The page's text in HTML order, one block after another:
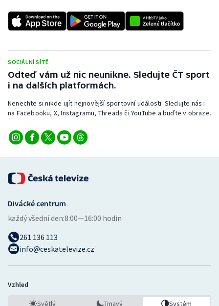
SOCIÁLNÍ SÍTĚ
Odteď vám už nic neunikne. Sledujte ČT sport
i na dalších platformách.
Nenechte si nikde ujít nejnovější sportovní události. Sledujte nás i
na Facebooku, X, Instagramu, Threads či YouTube a buďte v obraze.
Divácké centrum
každý všední den:8:00—16:00 hodin
261 136 113
info@ceskatelevize.cz
Vzhled
Světlý Tmavý Systém